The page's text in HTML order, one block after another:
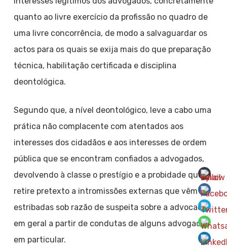
quanto ao livre exercício da profissão no quadro de
uma livre concorrência, de modo a salvaguardar os
actos para os quais se exija mais do que preparação
técnica, habilitação certificada e disciplina
deontológica.
Segundo que, a nível deontológico, leve a cabo uma
prática não complacente com atentados aos
interesses dos cidadãos e aos interesses de ordem
pública que se encontram confiados a advogados,
devolvendo à classe o prestígio e a probidade que
retire pretexto a intromissões externas que vêm
estribadas sob razão de suspeita sobre a advocacia
em geral a partir de condutas de alguns advogados
em particular.